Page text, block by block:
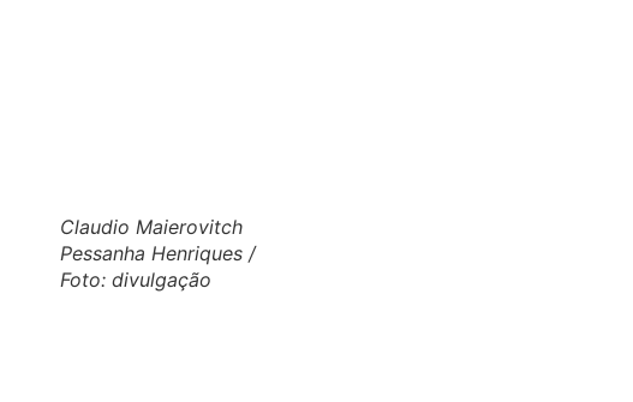
Claudio Maierovitch
Pessanha Henriques /
Foto: divulgação